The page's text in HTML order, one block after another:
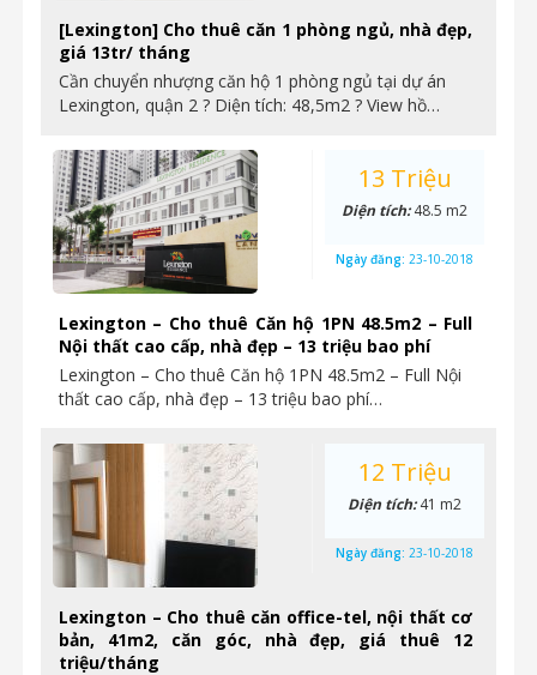
[Lexington] Cho thuê căn 1 phòng ngủ, nhà đẹp,
giá 13tr/ tháng
Cần chuyển nhượng căn hộ 1 phòng ngủ tại dự án
Lexington, quận 2 ? Diện tích: 48,5m2 ? View hồ…
Lexington – Cho thuê Căn hộ 1PN 48.5m2 – Full
Nội thất cao cấp, nhà đẹp – 13 triệu bao phí
Lexington – Cho thuê Căn hộ 1PN 48.5m2 – Full Nội
thất cao cấp, nhà đẹp – 13 triệu bao phí…
13 Triệu
Diện tích:48.5 m2
Ngày đăng: 23-10-2018
Lexington – Cho thuê căn office-tel, nội thất cơ
bản, 41m2, căn góc, nhà đẹp, giá thuê 12
triệu/tháng
12 Triệu
Diện tích:41 m2
Ngày đăng: 23-10-2018